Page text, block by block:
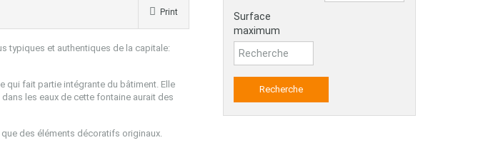
Print
typiques et authentiques de la capitale:
qui fait partie intégrante du bâtiment. Elle
les eaux de cette fontaine aurait des
des éléments décoratifs originaux.
Surface
maximum